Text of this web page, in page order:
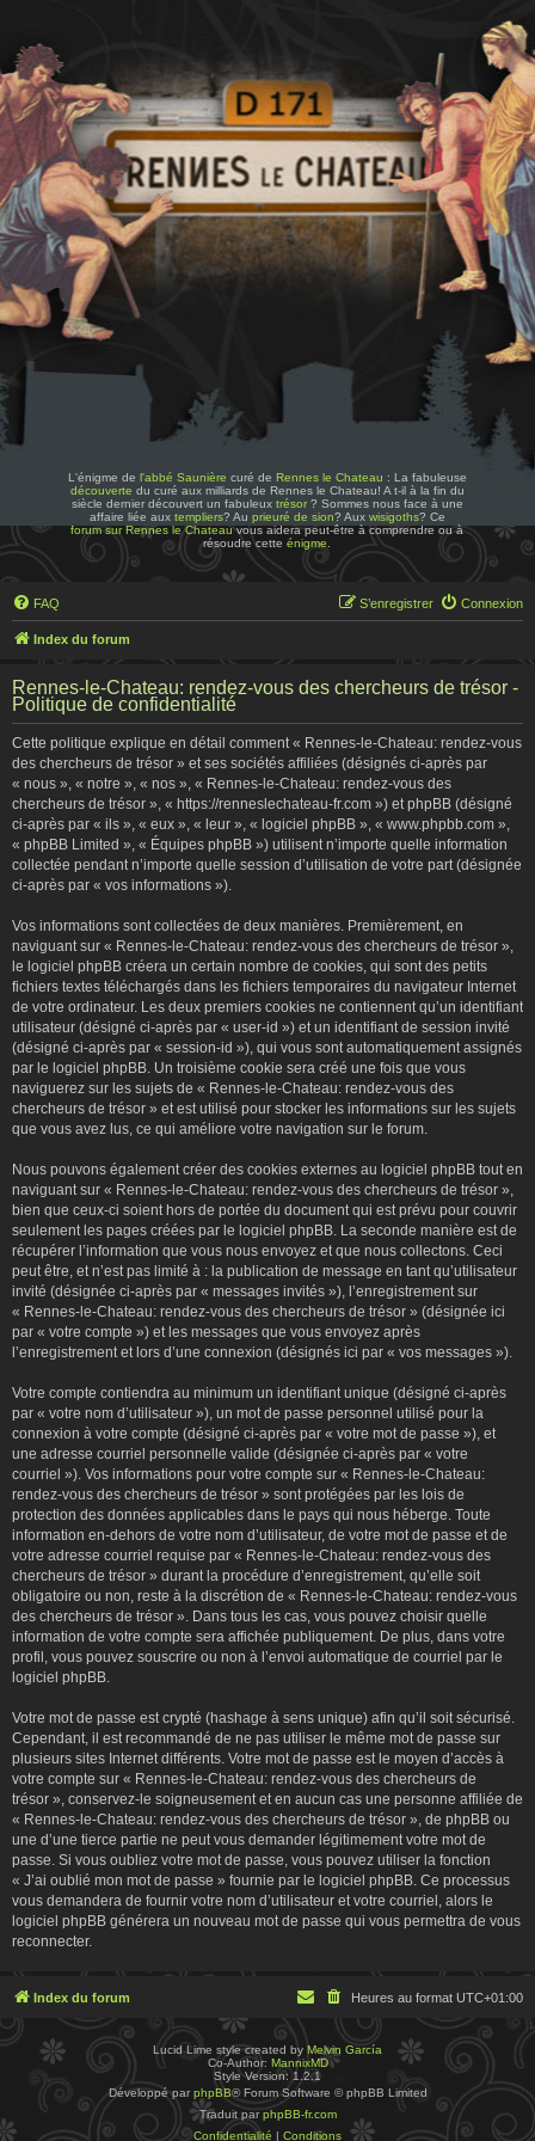
L'énigme de l'abbé Saunière curé de Rennes le Chateau : La fabuleuse
découverte du curé aux milliards de Rennes le Chateau! A t-il à la fin du
siècle dernier découvert un fabuleux trésor? Sommes nous face à une
affaire liée aux templiers? Au prieuré de sion? Aux wisigoths? Ce
forum sur Rennes le Chateauvous aidera peut-être à comprendre ou à
résoudre cetteénigme
FAQ Connexion
S’enregistrer
Index du forum
Rennes-le-Chateau: rendez-vous des chercheurs de trésor -
Politique de confidentialité
Cette politique explique en détail comment « Rennes-le-Chateau: rendez-vous
des chercheurs de trésor » et ses sociétés affiliées (désignés ci-après par
« nous », « notre », « nos », « Rennes-le-Chateau: rendez-vous des
chercheurs de trésor », « https://renneslechateau-fr.com ») et phpBB (désigné
ci-après par « ils », « eux », « leur », « logiciel phpBB », « www.phpbb.com »,
« phpBB Limited », « Équipes phpBB ») utilisent n’importe quelle information
collectée pendant n’importe quelle session d’utilisation de votre part (désignée
ci-après par « vos informations »).
Vos informations sont collectées de deux manières. Premièrement, en
naviguant sur « Rennes-le-Chateau: rendez-vous des chercheurs de trésor »,
le logiciel phpBB créera un certain nombre de cookies, qui sont des petits
fichiers textes téléchargés dans les fichiers temporaires du navigateur Internet
de votre ordinateur. Les deux premiers cookies ne contiennent qu’un identifiant
utilisateur (désigné ci-après par « user-id ») et un identifiant de session invité
(désigné ci-après par « session-id »), qui vous sont automatiquement assignés
par le logiciel phpBB. Un troisième cookie sera créé une fois que vous
naviguerez sur les sujets de « Rennes-le-Chateau: rendez-vous des
chercheurs de trésor » et est utilisé pour stocker les informations sur les sujets
que vous avez lus, ce qui améliore votre navigation sur le forum.
Nous pouvons également créer des cookies externes au logiciel phpBB tout en
naviguant sur « Rennes-le-Chateau: rendez-vous des chercheurs de trésor »,
bien que ceux-ci soient hors de portée du document qui est prévu pour couvrir
seulement les pages créées par le logiciel phpBB. La seconde manière est de
récupérer l’information que vous nous envoyez et que nous collectons. Ceci
peut être, et n’est pas limité à : la publication de message en tant qu’utilisateur
invité (désignée ci-après par « messages invités »), l’enregistrement sur
« Rennes-le-Chateau: rendez-vous des chercheurs de trésor » (désignée ici
par « votre compte ») et les messages que vous envoyez après
l’enregistrement et lors d’une connexion (désignés ici par « vos messages »).
Votre compte contiendra au minimum un identifiant unique (désigné ci-après
par « votre nom d’utilisateur »), un mot de passe personnel utilisé pour la
connexion à votre compte (désigné ci-après par « votre mot de passe »), et
une adresse courriel personnelle valide (désignée ci-après par « votre
courriel »). Vos informations pour votre compte sur « Rennes-le-Chateau:
rendez-vous des chercheurs de trésor » sont protégées par les lois de
protection des données applicables dans le pays qui nous héberge. Toute
information en-dehors de votre nom d’utilisateur, de votre mot de passe et de
votre adresse courriel requise par « Rennes-le-Chateau: rendez-vous des
chercheurs de trésor » durant la procédure d’enregistrement, qu’elle soit
obligatoire ou non, reste à la discrétion de « Rennes-le-Chateau: rendez-vous
des chercheurs de trésor ». Dans tous les cas, vous pouvez choisir quelle
information de votre compte sera affichée publiquement. De plus, dans votre
profil, vous pouvez souscrire ou non à l’envoi automatique de courriel par le
logiciel phpBB.
Votre mot de passe est crypté (hashage à sens unique) afin qu’il soit sécurisé.
Cependant, il est recommandé de ne pas utiliser le même mot de passe sur
plusieurs sites Internet différents. Votre mot de passe est le moyen d’accès à
votre compte sur « Rennes-le-Chateau: rendez-vous des chercheurs de
trésor », conservez-le soigneusement et en aucun cas une personne affiliée de
« Rennes-le-Chateau: rendez-vous des chercheurs de trésor », de phpBB ou
une d’une tierce partie ne peut vous demander légitimement votre mot de
passe. Si vous oubliez votre mot de passe, vous pouvez utiliser la fonction
« J’ai oublié mon mot de passe » fournie par le logiciel phpBB. Ce processus
vous demandera de fournir votre nom d’utilisateur et votre courriel, alors le
logiciel phpBB générera un nouveau mot de passe qui vous permettra de vous
reconnecter.
Index du forum Heures au format UTC+01:00
Lucid Lime style created by Melvin García
Co-Author: MannixMD
Style Version: 1.2.1
Développé par phpBB® Forum Software © phpBB Limited
Traduit parphpBB-fr.com
Confidentialité | Conditions